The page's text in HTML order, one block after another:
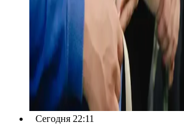
Сегодня 22:11